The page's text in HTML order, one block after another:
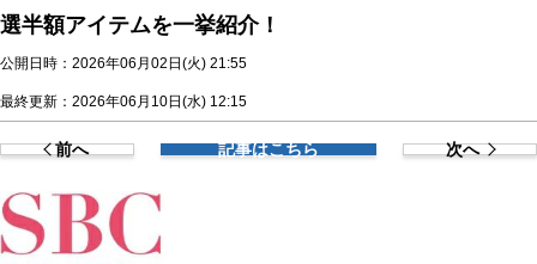
選半額アイテムを一挙紹介！
公開日時：2026年06月02日(火) 21:55
最終更新：2026年06月10日(水) 12:15
前へ 記事はこちら 次へ